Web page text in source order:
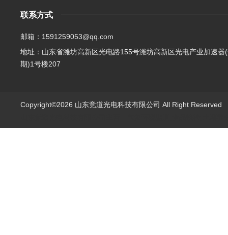
联系方式
邮箱：1591259053@qq.com
地址：山东省潍坊高新区光电路155号潍坊高新区光电产业加速器
期)1号楼207
Copyright©2026 山东竞道光电科技有限公司 All Right